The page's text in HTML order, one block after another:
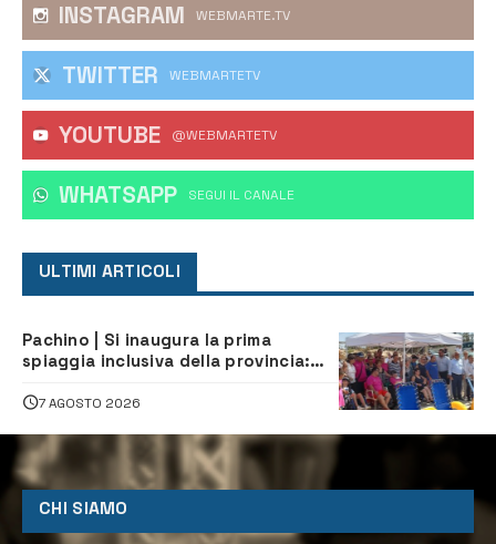
INSTAGRAM WEBMARTE.TV
TWITTER WEBMARTETV
YOUTUBE @WEBMARTETV
WHATSAPP ‎SEGUI IL CANALE
ULTIMI ARTICOLI
Pachino | Si inaugura la prima
spiaggia inclusiva della provincia:
tutti
7 AGOSTO 2026
CHI SIAMO